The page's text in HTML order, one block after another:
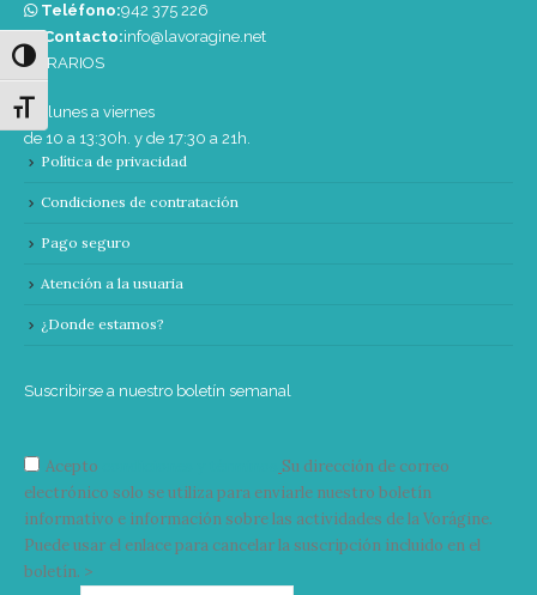
Alternar alto contraste
Alternar tamaño de letra
Teléfono:‭942 375 226‬
Contacto:info@lavoragine.net
HORARIOS
De lunes a viernes
de 10 a 13:30h. y de 17:30 a 21h.
Política de privacidad
Condiciones de contratación
Pago seguro
Atención a la usuaria
¿Donde estamos?
Suscribirse a nuestro boletín semanal
Acepto
Su dirección de correo
electrónico solo se utiliza para enviarle nuestro boletín
informativo e información sobre las actividades de la Vorágine.
Puede usar el enlace para cancelar la suscripción incluido en el
boletín. >